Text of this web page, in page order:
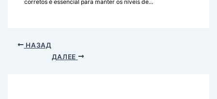
corretos é essencial para manter os níveis de...
НАЗАД
ДАЛЕЕ